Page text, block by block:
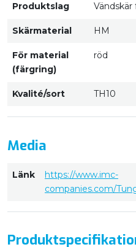
Produktslag
Skärmaterial HM
För material
(färgring)
röd
Kvalité/sort TH10
Media
Länk
https://www.imc-
companies.com/